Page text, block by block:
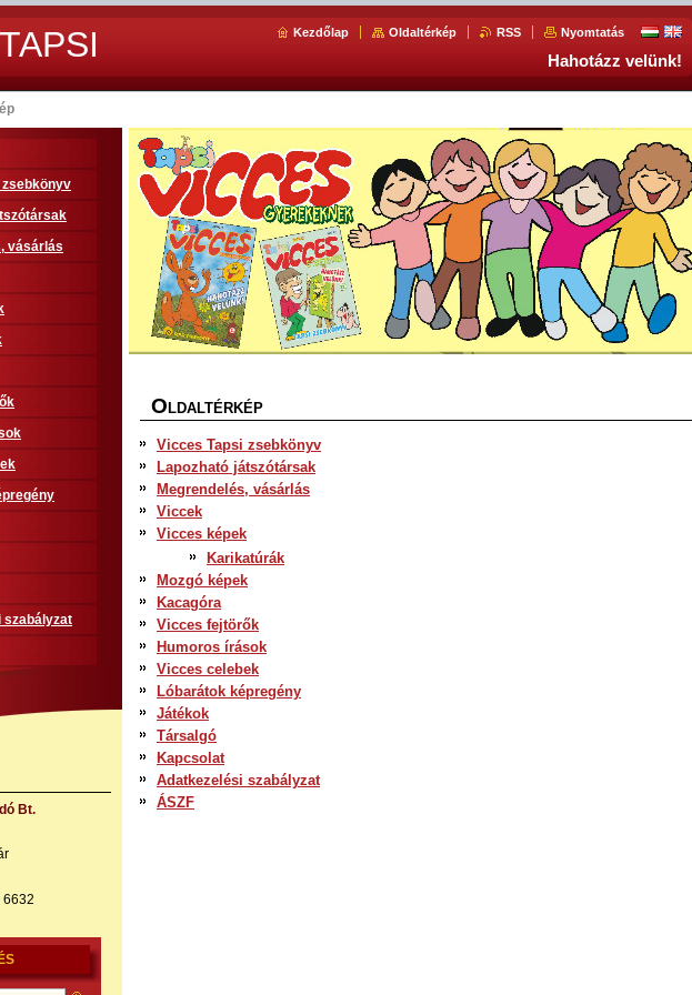
Kezdőlap Oldaltérkép RSS Nyomtatás
Hahotázz velünk!
O LDALTÉRKÉP
Vicces Tapsi zsebkönyv
Lapozható játszótársak
Megrendelés, vásárlás
Viccek
Vicces képek
Karikatúrák
Mozgó képek
Kacagóra
Vicces fejtörők
Humoros írások
Vicces celebek
Lóbarátok képregény
Játékok
Társalgó
Kapcsolat
Adatkezelési szabályzat
ÁSZF
zsebkönyv
vásárlás
szabályzat
Bt.
6632